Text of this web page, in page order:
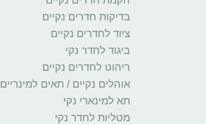
בדיקות חדרים נקיים
ציוד לחדרים נקיים
ביגוד לחדר נקי
ריהוט לחדרים נקיים
אוהלים נקיים / תאים למינריים
תא למינארי נקי
מטליות לחדר נקי